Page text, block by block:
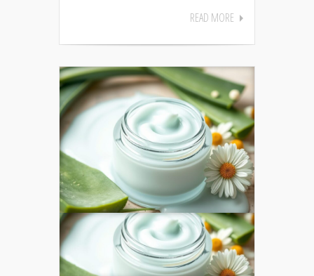
READ MORE